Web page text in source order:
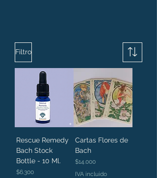
Filtro
Rescue Remedy
Bach Stock
Bottle - 10 Ml.
Precio
$6.300
Cartas Flores de
Bach
Precio
$14.000
IVA incluido